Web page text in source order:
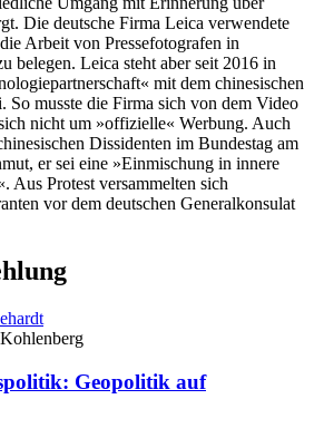
Die deutsche Firma Leica verwendete
Arbeit von Pressefotografen in
belegen. Leica steht aber seit 2016 in
mit dem chinesischen
So musste die Firma sich von dem Video
nicht um »offizielle« Werbung. Auch
Dissidenten im Bundestag am
er sei eine »Einmischung in innere
Aus Protest versammelten sich
vor dem deutschen Generalkonsulat
Geopolitik auf